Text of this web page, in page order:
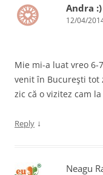
Andra :)
12/04/
Mie mi-a luat vreo 6-
venit în Bucureşti tot
zic că o vizitez cam
Reply ↓
Neagu